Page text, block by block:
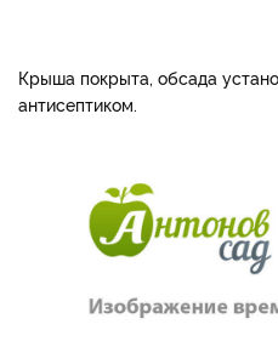
Крыша покрыта, обсада
антисептиком.